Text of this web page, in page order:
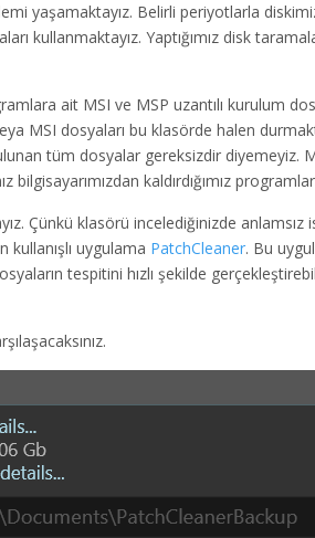
yaşamaktayız. Belirli periyotlarla
kullanmaktayız. Yaptığımız disk
ait MSI ve MSP uzantılı kurulum
MSI dosyaları bu klasörde halen
tüm dosyalar gereksizdir diyemeyiz.
kaldırdığımız
Çünkü klasörü incelediğinizde anlamsız
kullanışlı uygulama PatchCleaner. Bu
tespitini hızlı şekilde